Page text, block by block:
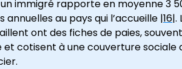
un immigré rapporte en moyenne 3
annuelles au pays qui l’accueille |16|.
ont des fiches de paies,
cotisent à une couverture sociale